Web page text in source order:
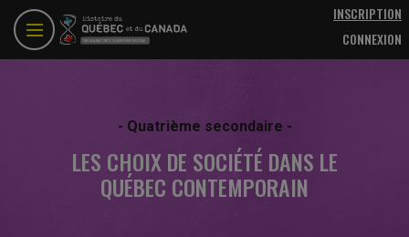
Aller au contenu principal
INSCRIPTION
CONNEXION
- Quatrième secondaire -
LES CHOIX DE SOCIÉTÉ DANS LE
QUÉBEC CONTEMPORAIN